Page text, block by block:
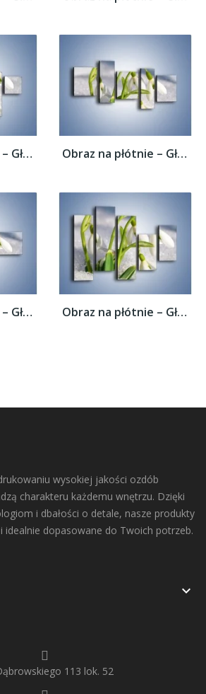
Obraz na płótnie – Głęboko zanurzony... Obraz na płótnie – Głęboko zanurzony...
Obraz na płótnie – Głęboko zanurzony... Obraz na płótnie – Głęboko zanurzony...
wysokiej jakości ozdób
charakteru każdemu wnętrzu. Dzięki
i dbałości o detale, nasze produkty
idealnie dopasowane do Twoich potrzeb.

113 lok. 52